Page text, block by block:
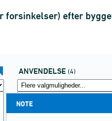
forsinkelser) efter
ANVENDELSE (4)
NOTE